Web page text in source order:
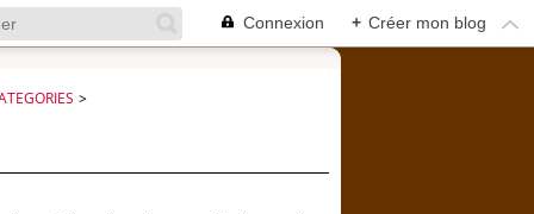
Connexion + Créer mon blog
>